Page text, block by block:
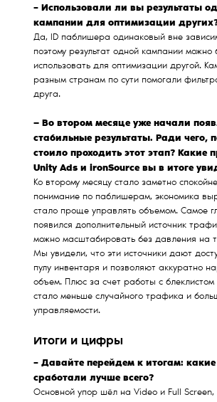
– Использовали ли вы результаты
кампании для оптимизации
Да, ID паблишера одинаковый вне
поэтому результат одной кампании можно
использовать для оптимизации другой.
разным странам по сути помогали
друга.
— Во втором месяце уже начали
стабильные результаты. Ради чего,
стоило проходить этот этап? Какие
Unity Ads и ironSource вы в итоге
Ко второму месяцу стало заметно
понимание по паблишерам, экономика
стало проще управлять объемом. Самое
появился дополнительный источник
можно масштабировать без давления на
Мы увидели, что эти источники дают
пулу инвентаря и позволяют аккуратно
объем. Плюс за счет работы с блеклистом
стало меньше случайного трафика и
управляемости.
Итоги и цифры
– Давайте перейдем к итогам:
сработали лучше всего?
Основной упор шёл на Video и Full Screen,